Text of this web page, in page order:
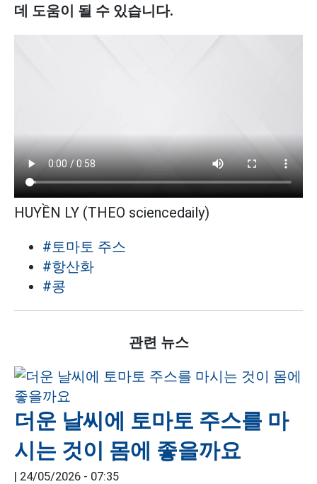
데 도움이 될 수 있습니다.
HUYỀN LY (THEO sciencedaily)
#토마토 주스
#항산화
#콩
관련 뉴스
더운 날씨에 토마토 주스를 마
시는 것이 몸에 좋을까요
| 24/05/2026 - 07:35